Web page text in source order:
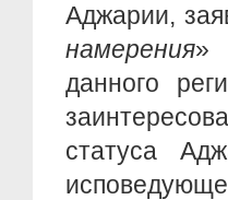
Аджарии,
намерения»
данного
статуса